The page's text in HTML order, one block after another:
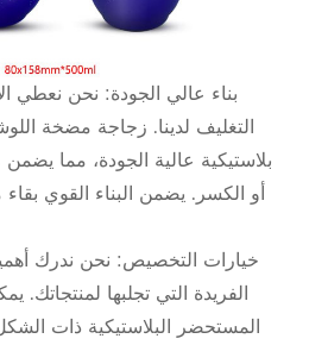
بناء عالي الجودة: نحن نعطي
التغليف لدينا. زجاجة مضخة
بلاستيكية عالية الجودة، مما
أو الكسر. يضمن البناء القوي بقاء
خيارات التخصيص: نحن ندرك أهمية
الفريدة التي تجلبها
المستحضر البلاستيكية ذات الشكل